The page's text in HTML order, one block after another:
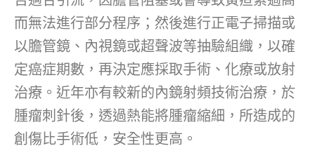
而無法進行部分程序；然後進行正電子掃描或
以膽管鏡、內視鏡或超聲波等抽驗組織，以確
定癌症期數，再決定應採取手術、化療或放射
治療。近年亦有較新的內鏡射頻技術治療，於
腫瘤刺針後，透過熱能將腫瘤縮細，所造成的
創傷比手術低，安全性更高。